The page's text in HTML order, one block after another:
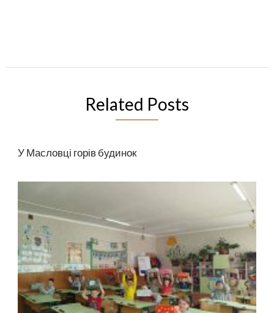
Related Posts
У Масловці горів будинок